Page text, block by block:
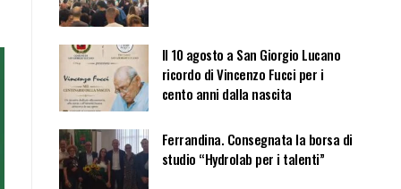
Il 10 agosto a San Giorgio Lucano
ricordo di Vincenzo Fucci per i
cento anni dalla nascita
Ferrandina. Consegnata la borsa di
studio “Hydrolab per i talenti”